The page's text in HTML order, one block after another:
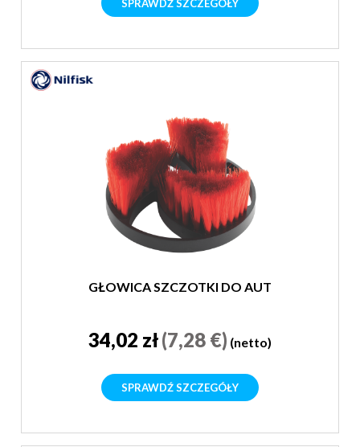
SPRAWDŹ SZCZEGÓŁY
GŁOWICA SZCZOTKI DO AUT
34,02 zł(7,28 €) (netto)
SPRAWDŹ SZCZEGÓŁY